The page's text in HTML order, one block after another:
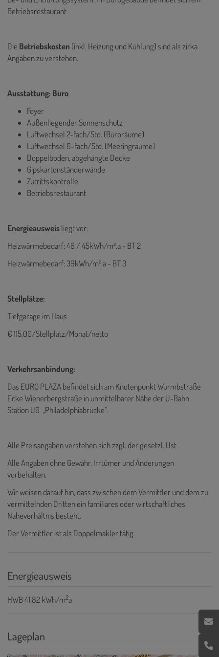
Betriebsrestaurant.
Die Betriebskosten (inkl. Heizung und Kühlung) sind als zirka
Angaben zu verstehen.
Ausstattung: Büro
Foyer
Außenliegender Sonnenschutz
Luftwechsel 2-fach/Std. (Büroräume)
Luftwechsel 6-fach/Std. (Meetingräume)
Doppelboden, abgehängte Decke
Gipskartonständerwände
Zutrittskontrolle
Betriebsrestaurant
Energieausweisliegt vor:
Heizwärmebedarf: 46 / 45kWh/m².a - BT 2
Heizwärmebedarf: 39kWh/m².a - BT 3
Stellplätze:
Tiefgarage im Haus
€ 115,00/Stellplatz/Monat/netto
Verkehrsanbindung:
Das EURO PLAZA befindet sich am Knotenpunkt Wurmbstraße
Ecke Wienerbergstraße in unmittelbarer Nähe der U-Bahn
Station U6 „Philadelphiabrücke“.
Alle Preisangaben verstehen sich zzgl. der gesetzl. Ust.
Alle Angaben ohne Gewähr, Irrtümer und Änderungen
vorbehalten.
Wir weisen darauf hin, dass zwischen dem Vermittler und dem zu
vermittelnden Dritten ein familiäres oder wirtschaftliches
Naheverhältnis besteht.
Der Vermittler ist als Doppelmakler tätig.
Energieausweis
HWB41.82 kWh/m2a
Lageplan